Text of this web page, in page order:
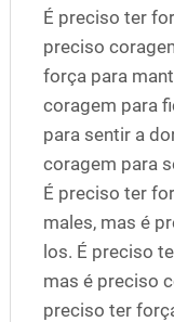
É preciso ter
preciso
força para
coragem para
para sentir a
coragem para
É preciso ter
males, mas é
los. É preciso
mas é preciso
preciso ter